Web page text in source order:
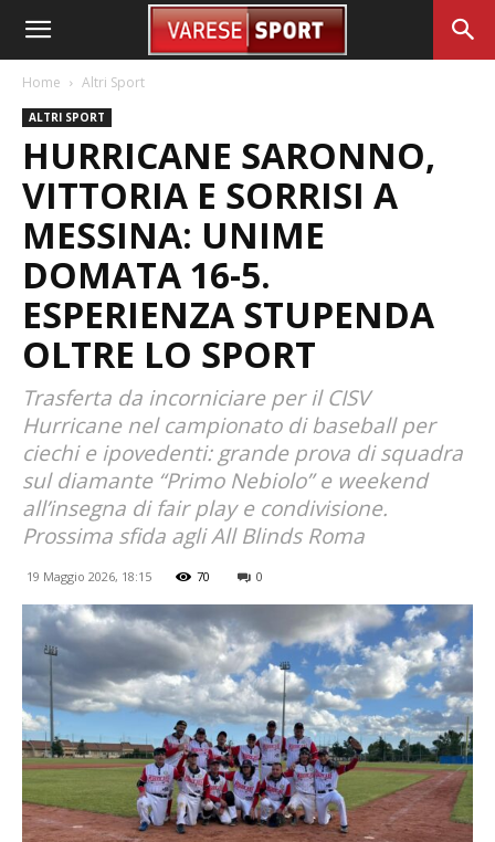
Home Altri Sport
ALTRI SPORT
HURRICANE SARONNO,
VITTORIA E SORRISI A
MESSINA: UNIME
DOMATA 16-5.
ESPERIENZA STUPENDA
OLTRE LO SPORT
Trasferta da incorniciare per il CISV
Hurricane nel campionato di baseball per
ciechi e ipovedenti: grande prova di squadra
sul diamante “Primo Nebiolo” e weekend
all’insegna di fair play e condivisione.
Prossima sfida agli All Blinds Roma
19 Maggio 2026, 18:15 70 0